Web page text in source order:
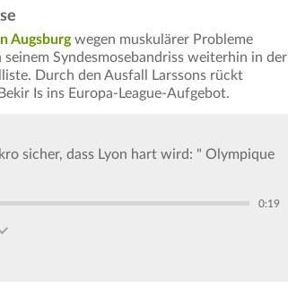
Augsburgwegen muskulärer Probleme
seinem Syndesmosebandriss weiterhin in der
Durch den Ausfall Larssons rückt
Is ins Europa-League-Aufgebot.
sicher, dass Lyon hart wird: " Olympique
0:19